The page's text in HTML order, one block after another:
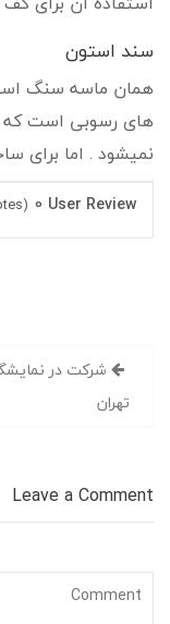
سند استون
همان ماسه سنگ
های رسوبی است که
نمیشود . اما برای
User Review
0
راهبری
نوشتهشرکت در
تهران
Leave a Comment